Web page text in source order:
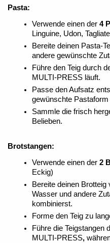
Pasta:
Verwende einen der 4
Linguine, Udon,
Bereite deinen Pasta-
andere gewünschte
Führe den Teig durch
MULTI-PRESS läuft.
Passe den Aufsatz
gewünschte
Sammle die frisch
Belieben.
Brotstangen:
Verwende einen der 2
Eckig)
Bereite deinen
Wasser und andere
kombinierst.
Forme den Teig zu
Führe die Teigstangen
MULTI-PRESS,